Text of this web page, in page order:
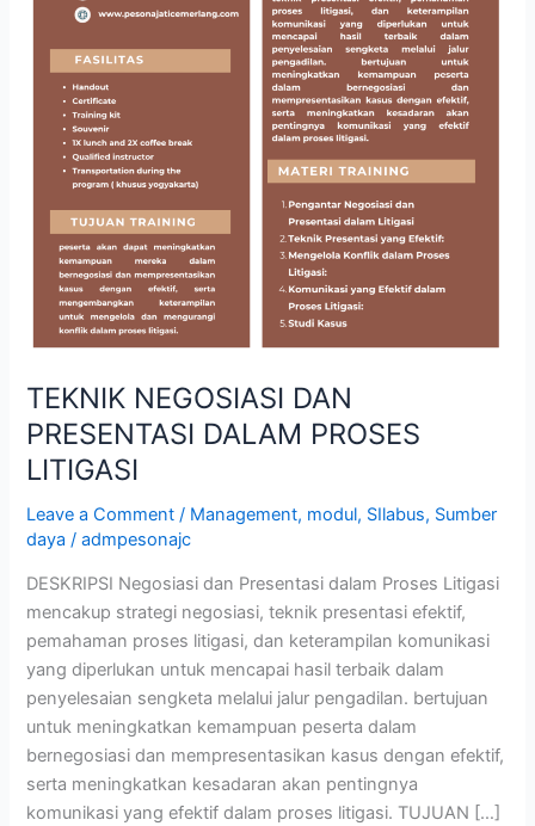
TEKNIK NEGOSIASI DAN
PRESENTASI DALAM PROSES
LITIGASI
Leave a Comment / Management, modul, SIlabus, Sumber
daya /admpesonajc
DESKRIPSI Negosiasi dan Presentasi dalam Proses Litigasi
mencakup strategi negosiasi, teknik presentasi efektif,
pemahaman proses litigasi, dan keterampilan komunikasi
yang diperlukan untuk mencapai hasil terbaik dalam
penyelesaian sengketa melalui jalur pengadilan. bertujuan
untuk meningkatkan kemampuan peserta dalam
bernegosiasi dan mempresentasikan kasus dengan efektif,
serta meningkatkan kesadaran akan pentingnya
komunikasi yang efektif dalam proses litigasi. TUJUAN […]